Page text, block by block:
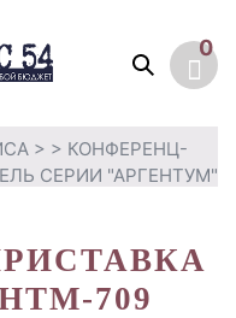
>
СЕРИИ "АРГЕНТУМ"
> КОНФЕРЕНЦ-
709
0